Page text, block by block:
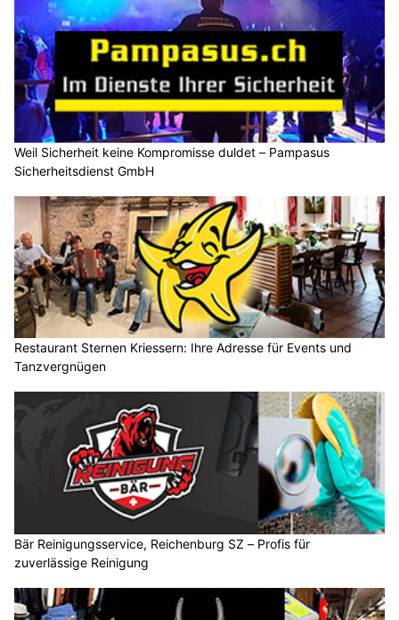
Weil Sicherheit keine Kompromisse duldet – Pampasus
Sicherheitsdienst GmbH
Restaurant Sternen Kriessern: Ihre Adresse für Events und
Tanzvergnügen
Bär Reinigungsservice, Reichenburg SZ – Profis für
zuverlässige Reinigung